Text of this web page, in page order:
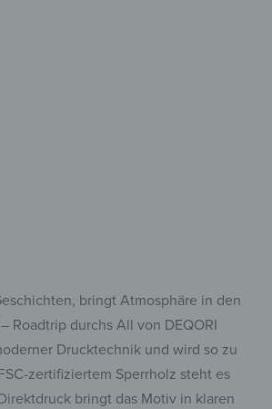
bringt Atmosphäre in den
Roadtrip durchs All von DEQORI
Drucktechnik und wird so zu
zertifiziertem Sperrholz steht es
bringt das Motiv in klaren